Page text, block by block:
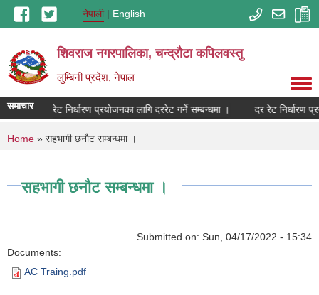
Skip to main contentनेपाली English
शिवराज नगरपालिका, चन्द्राैटा कपिलवस्तु
लुम्बिनी प्रदेश, नेपाल
समाचार दर रेट निर्धारण प्रयोजनका लागि दररेट गर्ने सम्बन्धमा । दर रेट निर्धारण
You are here
Home » सहभागी छनौट सम्बन्धमा ।
सहभागी छनौट सम्बन्धमा ।
Submitted on: Sun, 04/17/2022 - 15:34
Documents:
AC Traing.pdf